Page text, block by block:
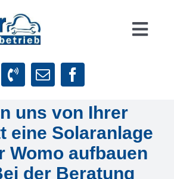
uns von Ihrer
eine Solaranlage
Womo aufbauen
der Beratung